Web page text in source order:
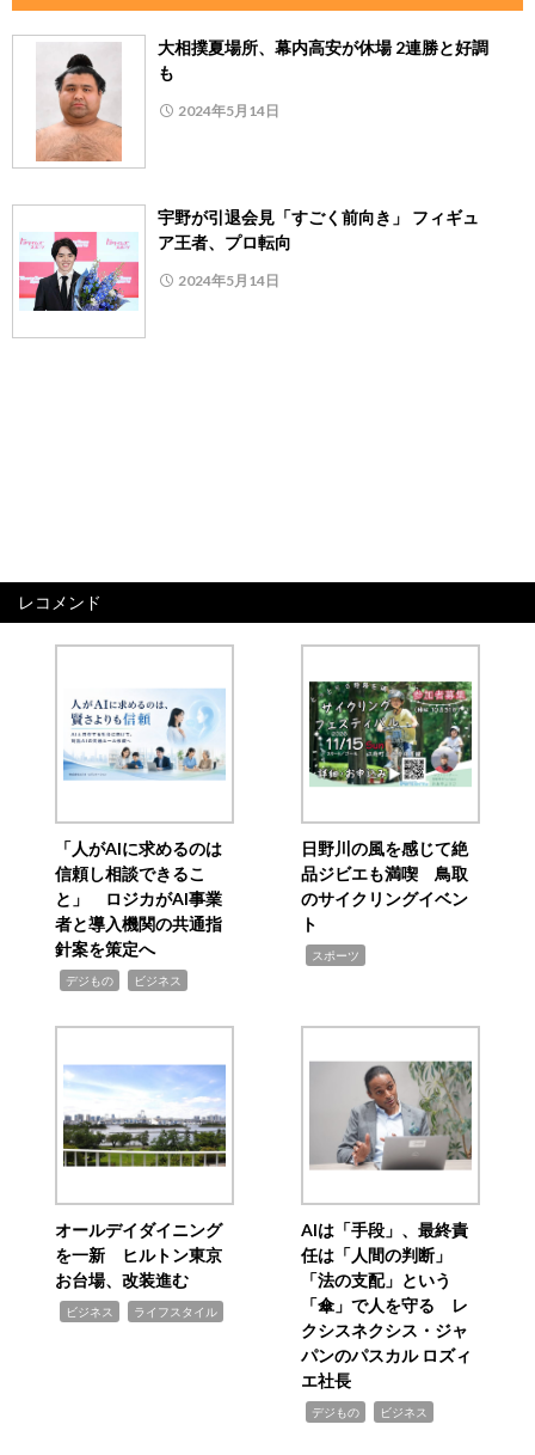
大相撲夏場所、幕内高安が休場 2連勝と好調
も
2024年5月14日
宇野が引退会見「すごく前向き」 フィギュ
ア王者、プロ転向
2024年5月14日
レコメンド
「人がAIに求めるのは
信頼し相談できるこ
と」 ロジカがAI事業
者と導入機関の共通指
針案を策定へ
デジもの ビジネス
日野川の風を感じて絶
品ジビエも満喫 鳥取
のサイクリングイベン
ト
スポーツ
オールデイダイニング
を一新 ヒルトン東京
お台場、改装進む
ビジネス ライフスタイル
AIは「手段」、最終責
任は「人間の判断」
「法の支配」という
「傘」で人を守る レ
クシスネクシス・ジャ
パンのパスカル ロズィ
エ社長
デジもの ビジネス